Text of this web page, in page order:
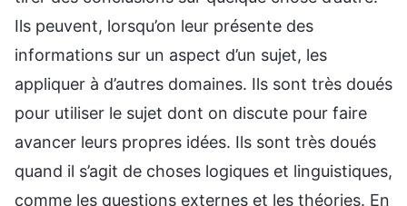
Ils peuvent, lorsqu’on leur présente des
informations sur un aspect d’un sujet, les
appliquer à d’autres domaines. Ils sont très doués
pour utiliser le sujet dont on discute pour faire
avancer leurs propres idées. Ils sont très doués
quand il s’agit de choses logiques et linguistiques,
comme les questions externes et les théories. En